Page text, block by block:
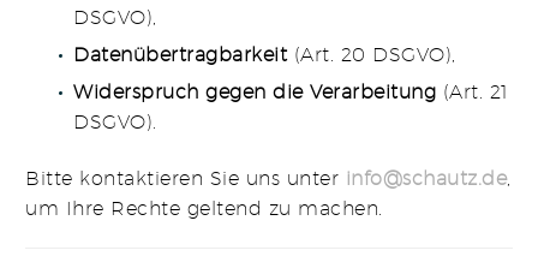
DSGVO),
Datenübertragbarkeit(Art. 20 DSGVO),
Widerspruch gegen die Verarbeitung (Art. 21
DSGVO).
Bitte kontaktieren Sie uns unter info@schautz.de,
um Ihre Rechte geltend zu machen.